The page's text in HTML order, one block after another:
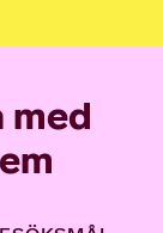
med